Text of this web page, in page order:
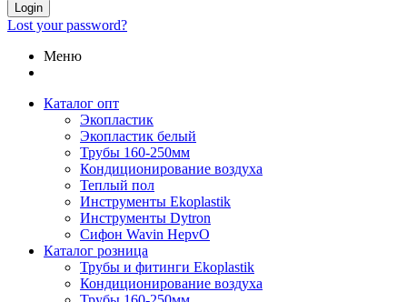
Login
Lost your password?
Меню
Каталог опт
Экопластик
Экопластик белый
Трубы 160-250мм
Кондиционирование воздуха
Теплый пол
Инструменты Ekoplastik
Инструменты Dytron
Сифон Wavin HepvO
Каталог розница
Трубы и фитинги Ekoplastik
Кондиционирование воздуха